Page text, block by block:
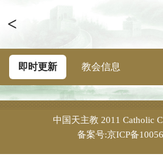
<
即时更新 教会信息
中国天主教 2011 Catholic
备案号:京ICP备